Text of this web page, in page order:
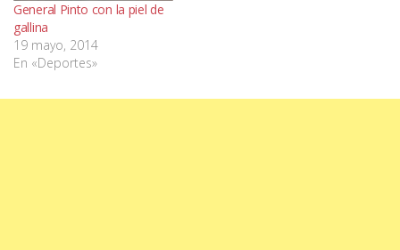
General Pinto con la piel de
gallina
19 mayo, 2014
En «Deportes»